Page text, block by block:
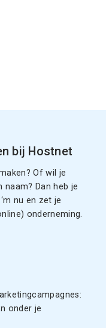
bij Hostnet
Of wil je
Dan heb je
nu en zet je
onderneming.
onder je